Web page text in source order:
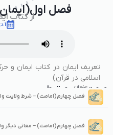
فصل از کتاب
1 دی 1403
تعریف ایمان در کتاب ایمان و
اسلامی در قرآن)
صوت‌های مرتبط
عنوان
فصل چهارم(امامت) – شرط ولایت
فصل چهارم(امامت) – معانی دیگر